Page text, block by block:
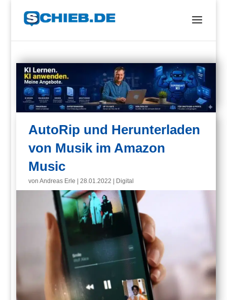
AutoRip und Herunterladen
von Musik im Amazon
Music
vonAndreas Erle |28.01.2022 Digital